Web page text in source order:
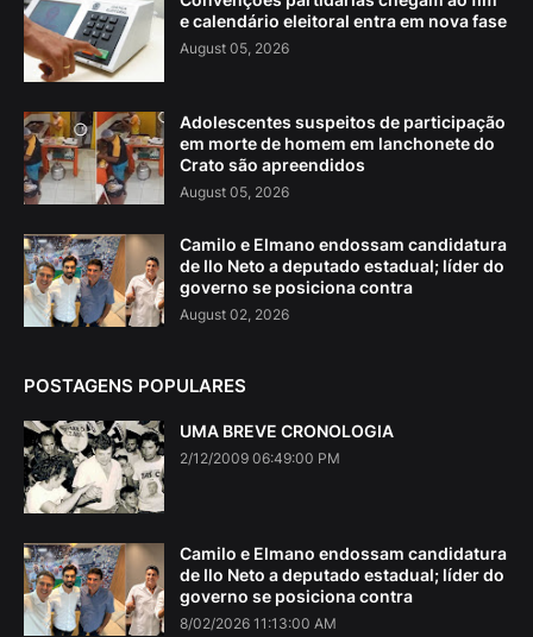
e calendário eleitoral entra em nova fase
August 05, 2026
Adolescentes suspeitos de participação
em morte de homem em lanchonete do
Crato são apreendidos
August 05, 2026
Camilo e Elmano endossam candidatura
de Ilo Neto a deputado estadual; líder do
governo se posiciona contra
August 02, 2026
POSTAGENS POPULARES
UMA BREVE CRONOLOGIA
2/12/2009 06:49:00 PM
Camilo e Elmano endossam candidatura
de Ilo Neto a deputado estadual; líder do
governo se posiciona contra
8/02/2026 11:13:00 AM